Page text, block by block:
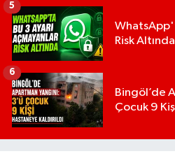
Risk Altında
5
Bingöl’de
Çocuk 9
6